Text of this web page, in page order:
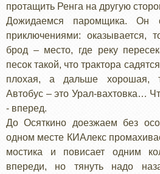
протащить Ренга на другую
Дожидаемся паромщика. Он
приключениями: оказывается,
брод – место, где реку
песок такой, что трактора
плохая, а дальше хорошая,
Автобус – это Урал-вахтовка…
- вперед.
До Осяткино доезжаем без
одном месте КИАлекс
мостика и повисает одним
впереди, но тянуть надо